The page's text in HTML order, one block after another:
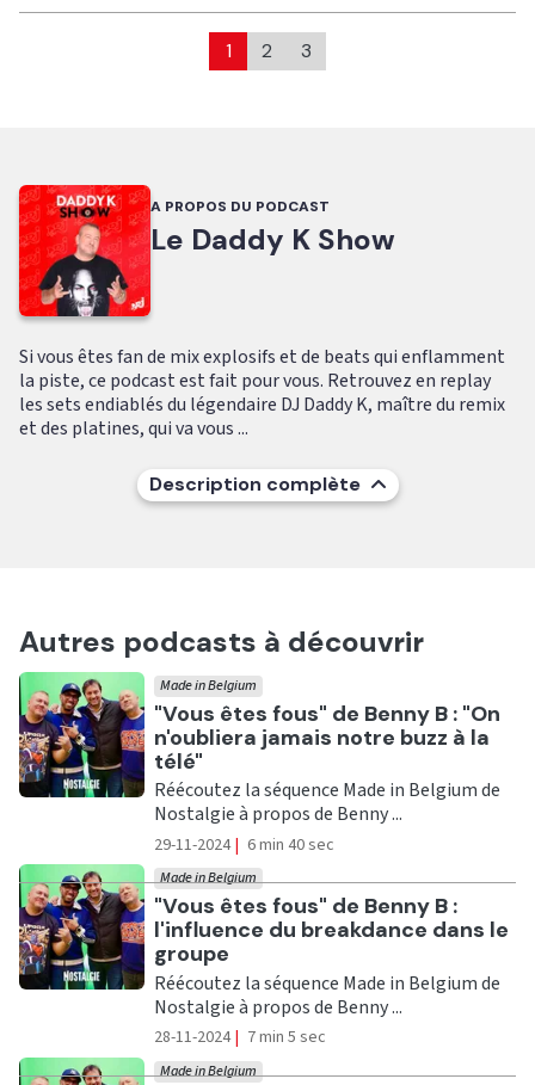
1 2 3
A PROPOS DU PODCAST
Le Daddy K Show
Si vous êtes fan de mix explosifs et de beats qui enflamment
la piste, ce podcast est fait pour vous. Retrouvez en replay
les sets endiablés du légendaire DJ Daddy K, maître du remix
et des platines, qui va vous ...
Description complète
Autres podcasts à découvrir
Ecouter
"Vous êtes fous" de Benny B : "On
n'oubliera jamais notre buzz à la
télé"
Made in Belgium
Réécoutez la séquence Made in Belgium de
Nostalgie à propos de Benny ...
29-11-2024 | 6 min 40 sec
Ecouter
"Vous êtes fous" de Benny B :
l'influence du breakdance dans le
groupe
Made in Belgium
Réécoutez la séquence Made in Belgium de
Nostalgie à propos de Benny ...
28-11-2024 | 7 min 5 sec
Made in Belgium